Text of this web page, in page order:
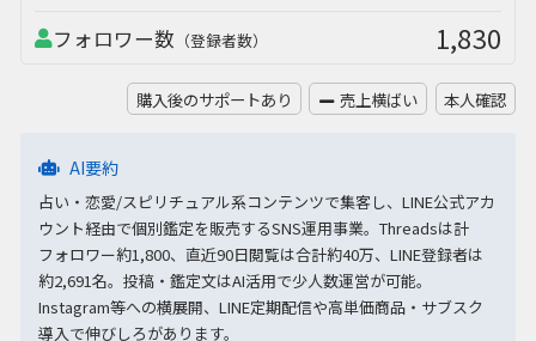
フォロワー数 （登録者数） 1,830
購入後のサポートあり 売上横ばい 本人確認
AI要約
占い・恋愛/スピリチュアル系コンテンツで集客し、LINE公式アカ
ウント経由で個別鑑定を販売するSNS運用事業。Threadsは計
フォロワー約1,800、直近90日閲覧は合計約40万、LINE登録者は
約2,691名。投稿・鑑定文はAI活用で少人数運営が可能。
Instagram等への横展開、LINE定期配信や高単価商品・サブスク
導入で伸びしろがあります。